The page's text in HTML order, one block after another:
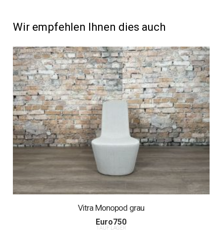
Wir empfehlen Ihnen dies auch
Vitra Monopod grau
Euro750
1 AUF LAGER